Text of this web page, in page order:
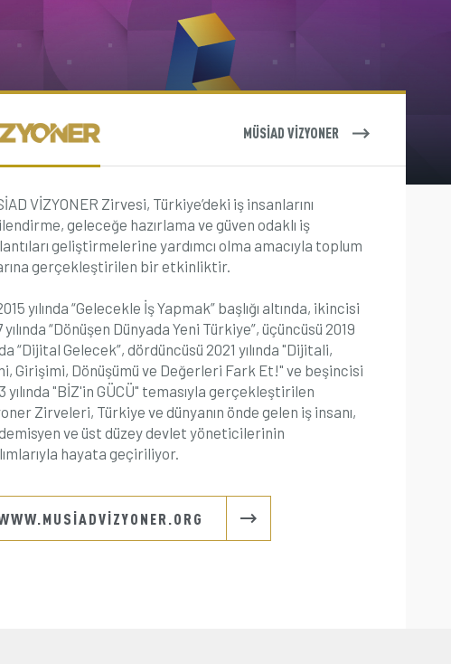
MÜSİAD VİZYONER
VİZYONER Zirvesi, Türkiye’deki iş insanlarını
geleceğe hazırlama ve güven odaklı iş
geliştirmelerine yardımcı olma amacıyla toplum
gerçekleştirilen bir etkinliktir.
yılında “Gelecekle İş Yapmak” başlığı altında, ikincisi
yılında “Dönüşen Dünyada Yeni Türkiye”, üçüncüsü 2019
“Dijital Gelecek”, dördüncüsü 2021 yılında "Dijitali,
Girişimi, Dönüşümü ve Değerleri Fark Et!" ve beşincisi
yılında "BİZ'in GÜCÜ" temasıyla gerçekleştirilen
Zirveleri, Türkiye ve dünyanın önde gelen iş insanı,
ve üst düzey devlet yöneticilerinin
hayata geçiriliyor.